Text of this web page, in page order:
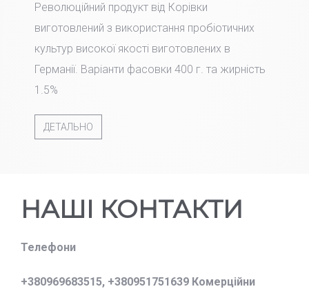
Революційний продукт від Корівки
виготовлений з використання пробіотичних
культур високої якості виготовлених в
Германії. Варіанти фасовки 400 г. та жирність
1.5%
ДЕТАЛЬНО
НАШІ КОНТАКТИ
Телефони
+380969683515, +380951751639 Комерційни